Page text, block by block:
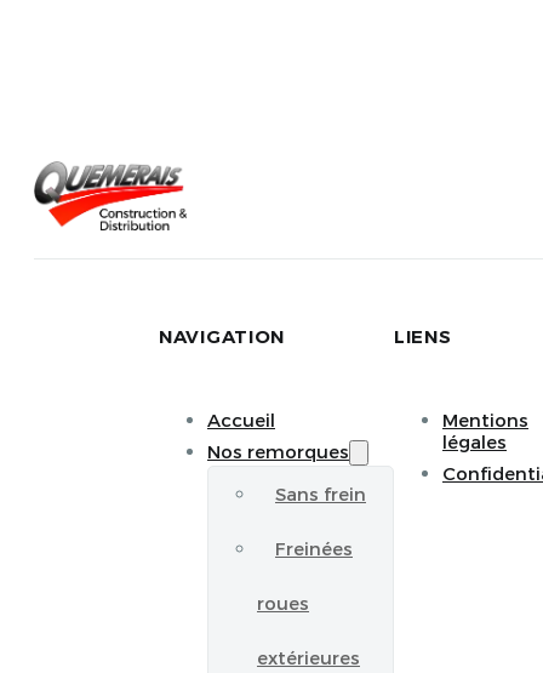
NAVIGATION
Accueil
Nos remorques
Sans frein
Freinées
roues
extérieures
LIENS
Mentions
légales